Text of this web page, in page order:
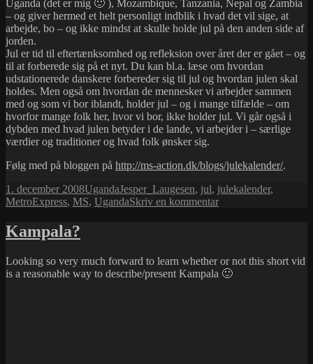
Uganda (det er mig 🙂 ), Mozambique, Tanzania, Nepal og Zambia
– og giver hermed et helt personligt indblik i hvad det vil sige, at
arbejde, bo – og ikke mindst at skulle holde jul på den anden side af
jorden.
Jul er tid til eftertænksomhed og refleksion over året der er gået – og
til at forberede sig på et nyt. Du kan bl.a. læse om hvordan
udstationerede danskere forbereder sig til jul og hvordan julen skal
holdes. Men også om hvordan de mennesker vi arbejder sammen
med og som vi bor iblandt, holder jul – og i mange tilfælde – om
hvorfor mange folk her, hvor vi bor, ikke holder jul. Vi går også i
dybden med hvad julen betyder i de lande, vi arbejder i – særlige
værdier og traditioner og hvad folk ønsker sig.
Følg med på bloggen på http://ms-action.dk/blogs/julekalender/.
Udgivet
i
1. december 2008Kategorier
UgandaTags
Jesper_Laugesen, jul, julekalender,
MetroExpress, MS, UgandaSkriv en kommentartil
anden
side
Kampala?
Looking so very much forward to learn whether or not this short vid
is a reasonable way to describe/present Kampala 🙂